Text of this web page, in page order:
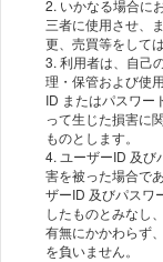
2. いかなる場合に
三者に使⽤させ、
更、売買等をして
3. 利⽤者は、⾃⼰
理・保管および使
ID またはパスワー
って⽣じた損害に
ものとします。
4. ユーザーID 及び
害を被った場合で
ザーID 及びパスワ
したものとみなし
有無にかかわらず
を負いません。